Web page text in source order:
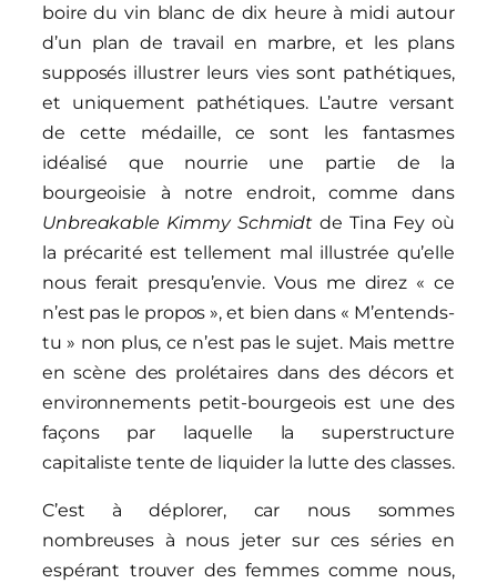
boire du vin blanc de dix heure à midi autour
d’un plan de travail en marbre, et les plans
supposés illustrer leurs vies sont pathétiques,
et uniquement pathétiques. L’autre versant
de cette médaille, ce sont les fantasmes
idéalisé que nourrie une partie de la
bourgeoisie à notre endroit, comme dans
Unbreakable Kimmy Schmidtde Tina Fey où
la précarité est tellement mal illustrée qu’elle
nous ferait presqu’envie. Vous me direz « ce
n’est pas le propos », et bien dans « M’entends-
tu » non plus, ce n’est pas le sujet. Mais mettre
en scène des prolétaires dans des décors et
environnements petit-bourgeois est une des
façons par laquelle la superstructure
capitaliste tente de liquider la lutte des classes.
C’est à déplorer, car nous sommes
nombreuses à nous jeter sur ces séries en
espérant trouver des femmes comme nous,